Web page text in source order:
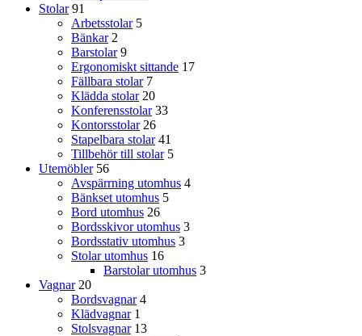
Stolar 91
Arbetsstolar 5
Bänkar 2
Barstolar 9
Ergonomiskt sittande 17
Fällbara stolar 7
Klädda stolar 20
Konferensstolar 33
Kontorsstolar 26
Stapelbara stolar 41
Tillbehör till stolar 5
Utemöbler 56
Avspärrning utomhus 4
Bänkset utomhus 5
Bord utomhus 26
Bordsskivor utomhus 3
Bordsstativ utomhus 3
Stolar utomhus 16
Barstolar utomhus 3
Vagnar 20
Bordsvagnar 4
Klädvagnar 1
Stolsvagnar 13